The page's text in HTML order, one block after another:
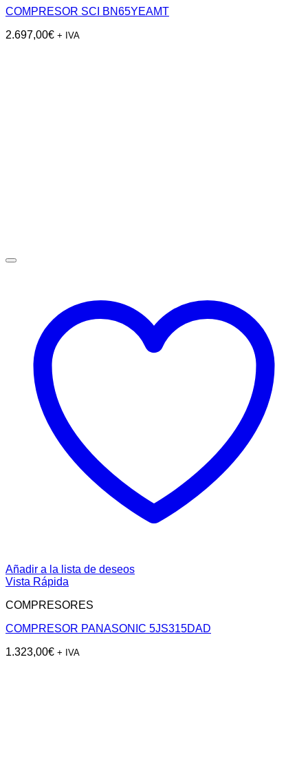
COMPRESOR SCI BN65YEAMT
2.697,00€ + IVA
Añadir a la lista de deseos
Vista Rápida
COMPRESORES
COMPRESOR PANASONIC 5JS315DAD
1.323,00€ + IVA